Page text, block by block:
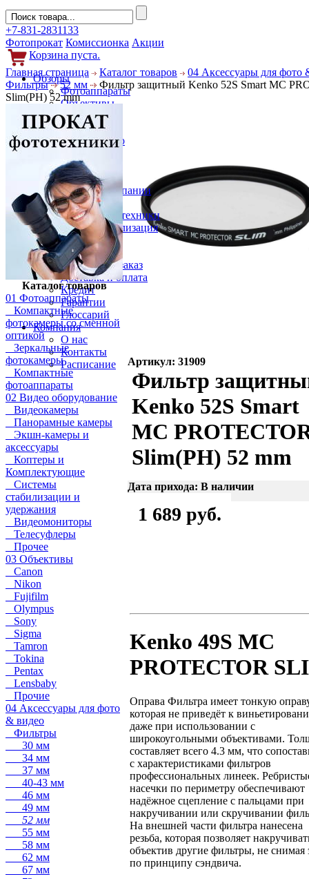
+7-831-2831133
Фотопрокат Комиссионка Акции
Корзина пуста.
Обзоры
Фотоаппараты
Объективы
Фильтры
Новости
Фото и видео
Аксессуары
Слухи
Новости компании
Услуги
Прокат фототехники
Выкуп и реализация
Покупателям
Акции
Как сделать заказ
Доставка и оплата
Кредит
Гарантии
Глоссарий
Компания
О нас
Контакты
Расписание
Главная страница Каталог товаров
04 Аксессуары для фото
Фильтры
52 мм
Фильтр защитный Kenko 52S Smart MC
Slim(PH) 52 mm
Каталог товаров
01 Фотоаппараты
Компактные
фотокамеры со сменной
оптикой
Зеркальные
фотокамеры
Компактные
фотоаппараты
02 Видео оборудование
Видеокамеры
Панорамные камеры
Экшн-камеры и
аксессуары
Коптеры и
Комплектующие
Системы
стабилизации и
удержания
Видеомониторы
Телесуфлеры
Прочее
03 Объективы
Canon
Nikon
Fujifilm
Olympus
Sony
Sigma
Tamron
Tokina
Pentax
Lensbaby
Прочие
04 Аксессуары для фото
& видео
Фильтры
30 мм
34 мм
37 мм
40-43 мм
46 мм
49 мм
52 мм
55 мм
58 мм
62 мм
67 мм
Артикул: 31909
Фильтр
Kenko 52S Smart
MC
Slim(PH) 52 mm
Дата прихода: В наличии
1 689 руб.
Kenko 49S MC
PROTECTOR
Оправа Фильтра имеет тонкую
которая не приведёт к
даже при использовании с
широкоугольными объективами.
составляет всего 4.3 мм, что
с характеристиками фильтров
профессиональных линеек.
насечки по периметру обеспечивают
надёжное сцепление с пальцами при
накручивании или скручивании
На внешней части фильтра нанесена
резьба, которая позволяет
объектив другие фильтры, не снимая
по принципу сэндвича.